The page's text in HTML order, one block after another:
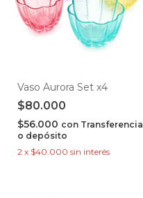
Vaso Aurora Set x4
$80.000
$56.000 con Transferencia
o depósito
2 x $40.000 sin interés